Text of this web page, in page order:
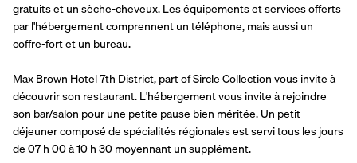
gratuits et un sèche-cheveux. Les équipements et services offerts
par l'hébergement comprennent un téléphone, mais aussi un
coffre-fort et un bureau.
Max Brown Hotel 7th District, part of Sircle Collection vous invite à
découvrir son restaurant. L'hébergement vous invite à rejoindre
son bar/salon pour une petite pause bien méritée. Un petit
déjeuner composé de spécialités régionales est servi tous les jours
de 07 h 00 à 10 h 30 moyennant un supplément.